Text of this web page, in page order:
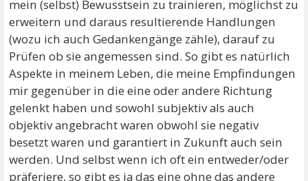
mein (selbst) Bewusstsein zu trainieren, möglichst zu
erweitern und daraus resultierende Handlungen
(wozu ich auch Gedankengänge zähle), darauf zu
Prüfen ob sie angemessen sind. So gibt es natürlich
Aspekte in meinem Leben, die meine Empfindungen
mir gegenüber in die eine oder andere Richtung
gelenkt haben und sowohl subjektiv als auch
objektiv angebracht waren obwohl sie negativ
besetzt waren und garantiert in Zukunft auch sein
werden. Und selbst wenn ich oft ein entweder/oder
präferiere, so gibt es ja das eine ohne das andere